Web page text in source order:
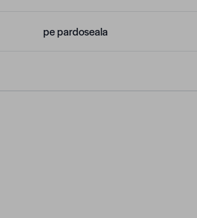
pe pardoseala